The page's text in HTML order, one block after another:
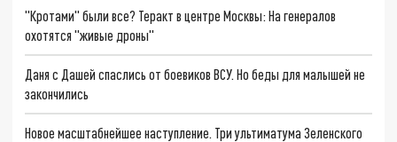
"Кротами" были все? Теракт в центре Москвы: На генералов
охотятся "живые дроны"
Даня с Дашей спаслись от боевиков ВСУ. Но беды для малышей не
закончились
Новое масштабнейшее наступление. Три ультиматума Зеленского